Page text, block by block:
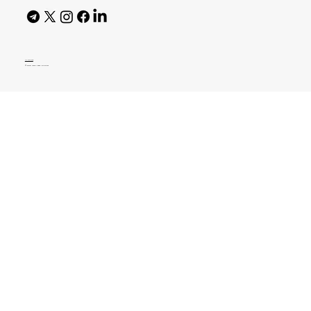
AI Policy
© 2026 High Bar Journal